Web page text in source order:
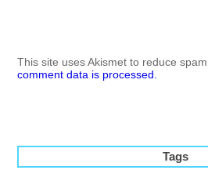
This site uses Akismet to reduce spam.
comment data is processed.
Tags